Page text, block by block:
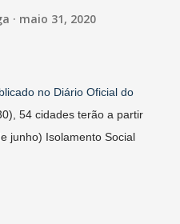
maio 31, 2020
no Diário Oficial do
54 cidades terão a partir
junho) Isolamento Social